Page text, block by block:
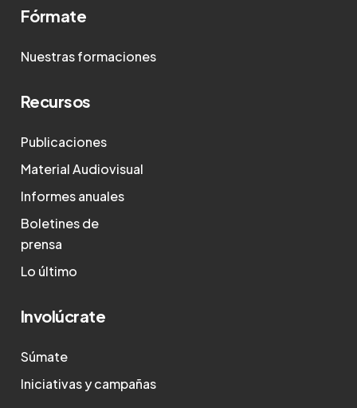
Fórmate
Nuestras formaciones
Recursos
Publicaciones
Material Audiovisual
Informes anuales
Boletines de
prensa
Lo último
Involúcrate
Súmate
Iniciativas y campañas